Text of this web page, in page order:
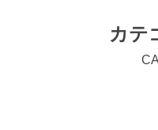
カテ